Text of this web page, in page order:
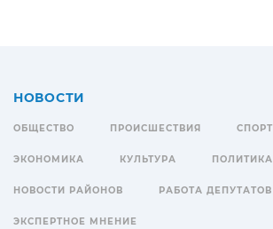
НОВОСТИ
ОБЩЕСТВО ПРОИСШЕСТВИЯ СПОРТ
ЭКОНОМИКА КУЛЬТУРА ПОЛИТИКА
НОВОСТИ РАЙОНОВ РАБОТА ДЕПУТАТОВ
ЭКСПЕРТНОЕ МНЕНИЕ